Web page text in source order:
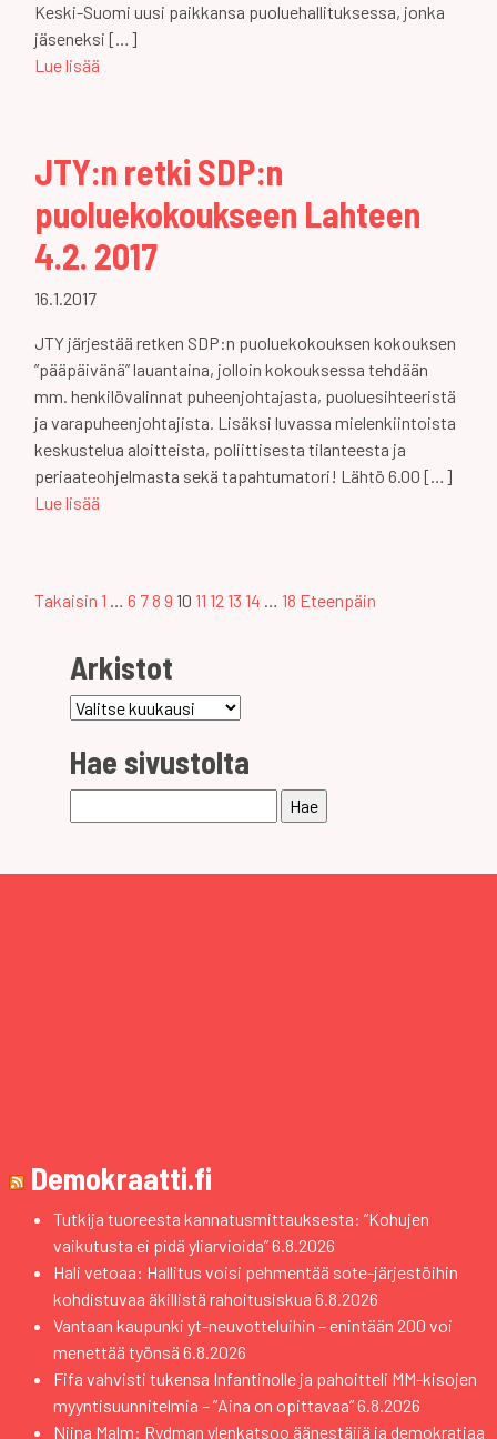
Keski-Suomi uusi paikkansa puoluehallituksessa, jonka
jäseneksi […]
Lue lisää
JTY:n retki SDP:n
puoluekokoukseen Lahteen
4.2. 2017
16.1.2017
JTY järjestää retken SDP:n puoluekokouksen kokouksen
”pääpäivänä” lauantaina, jolloin kokouksessa tehdään
mm. henkilövalinnat puheenjohtajasta, puoluesihteeristä
ja varapuheenjohtajista. Lisäksi luvassa mielenkiintoista
keskustelua aloitteista, poliittisesta tilanteesta ja
periaateohjelmasta sekä tapahtumatori! Lähtö 6.00 […]
Lue lisää
Artikkeleiden
Takaisin 1 … 6 7 8 9 10 11 12 13 14 … 18 Eteenpäin
Arkistot
Arkistot
Hae sivustolta
Demokraatti.fi
Tutkija tuoreesta kannatusmittauksesta: ”Kohujen
vaikutusta ei pidä yliarvioida”6.8.2026
Hali vetoaa: Hallitus voisi pehmentää sote-järjestöihin
kohdistuvaa äkillistä rahoitusiskua 6.8.2026
Vantaan kaupunki yt-neuvotteluihin – enintään 200 voi
menettää työnsä 6.8.2026
Fifa vahvisti tukensa Infantinolle ja pahoitteli MM-kisojen
myyntisuunnitelmia – ”Aina on opittavaa”6.8.2026
Niina Malm: Rydman ylenkatsoo äänestäjiä ja demokratiaa